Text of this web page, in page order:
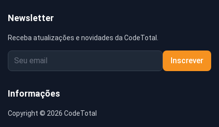
Newsletter
Receba atualizações e novidades da CodeTotal.
Inscrever
Informações
Copyright © 2026 CodeTotal